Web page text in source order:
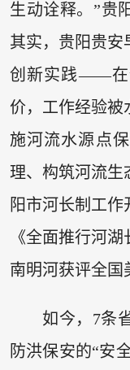
生动诠释。”贵
其实，贵阳贵安
创新实践——在
价，工作经验被
施河流水源点
理、构筑河流生
阳市河长制工
《全面推行河
南明河获评全
如今，7条
防洪保安的“安